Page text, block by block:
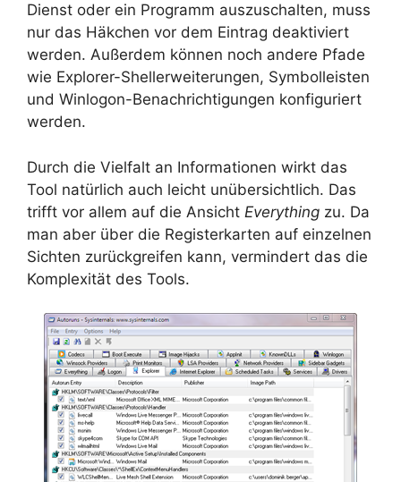
Dienst oder ein Programm auszuschalten, muss
nur das Häkchen vor dem Eintrag deaktiviert
werden. Außerdem können noch andere Pfade
wie Explorer-Shellerweiterungen, Symbolleisten
und Winlogon-Benachrichtigungen konfiguriert
werden.
Durch die Vielfalt an Informationen wirkt das
Tool natürlich auch leicht unübersichtlich. Das
trifft vor allem auf die Ansicht Everything zu. Da
man aber über die Registerkarten auf einzelnen
Sichten zurückgreifen kann, vermindert das die
Komplexität des Tools.